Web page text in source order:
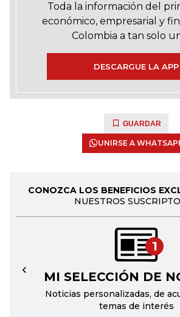
Toda la información del
económico, empresarial y
Colombia a tan solo
DESCARGUE LA APP
GUARDAR
UNIRSE A
CONOZCA LOS BENEFICIOS
NUESTROS
1
MI SELECCIÓN DE
Noticias personalizadas, de
temas de interés
←